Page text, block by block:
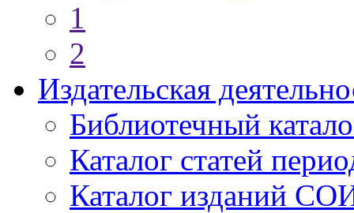
1
2
Издательская
Библиотечный
Каталог статей
Каталог изданий